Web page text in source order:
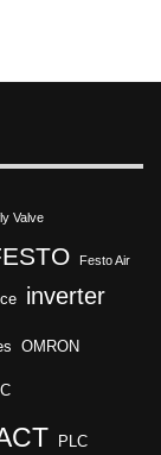
Valve
Festo Air
inverter
OMRON
PLC